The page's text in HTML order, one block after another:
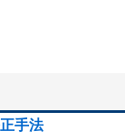
手法